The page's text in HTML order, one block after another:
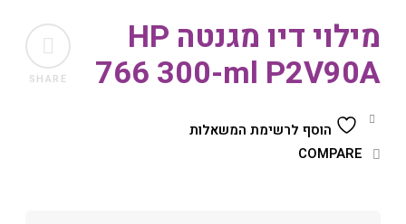
SHARE
מילוי דיו מגנטה HP
766 300-ml P2V90A
הוסף לרשימת המשאלות
COMPARE